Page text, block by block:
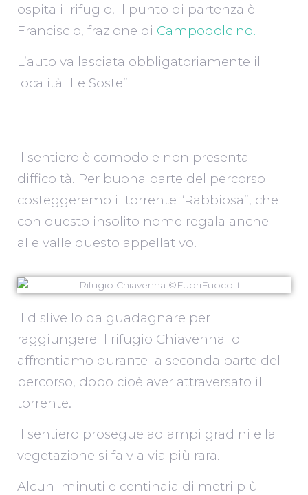
ospita il rifugio, il punto di partenza è
Franciscio, frazione di Campodolcino.
L’auto va lasciata obbligatoriamente il
località “Le Soste”
Il sentiero è comodo e non presenta
difficoltà. Per buona parte del percorso
costeggeremo il torrente “Rabbiosa”, che
con questo insolito nome regala anche
alle valle questo appellativo.
Il dislivello da guadagnare per
raggiungere il rifugio Chiavenna lo
affrontiamo durante la seconda parte del
percorso, dopo cioè aver attraversato il
torrente.
Il sentiero prosegue ad ampi gradini e la
vegetazione si fa via via più rara.
Alcuni minuti e centinaia di metri più